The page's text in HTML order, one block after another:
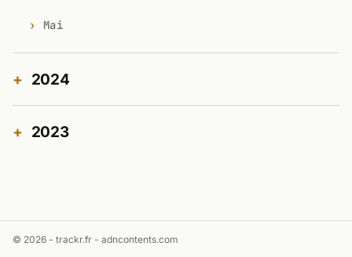
Mai
2024
2023
© 2026 - trackr.fr - adncontents.com